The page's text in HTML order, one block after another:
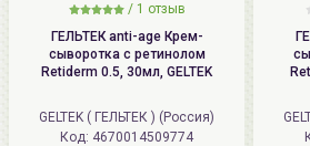
/ 1 отзыв
ГЕЛЬТЕК anti-age Крем-
сыворотка с ретинолом
Retiderm 0.5, 30мл, GELTEK
GELTEK ( ГЕЛЬТЕК ) (Россия)
Код: 4670014509774